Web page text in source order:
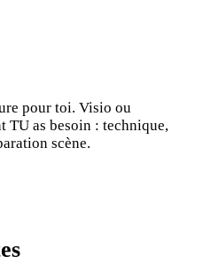
pour toi. Visio ou
TU as besoin : technique,
scène.